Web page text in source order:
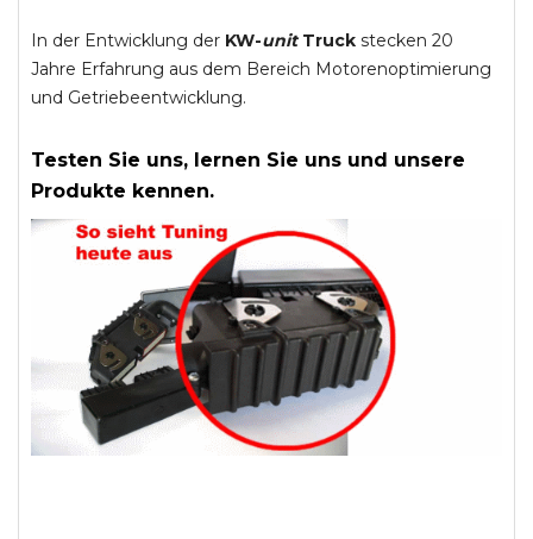
In der Entwicklung der KW-unitTruck stecken 20
Jahre Erfahrung aus dem Bereich Motorenoptimierung
und Getriebeentwicklung.
Testen Sie uns, lernen Sie uns und unsere
Produkte kennen.